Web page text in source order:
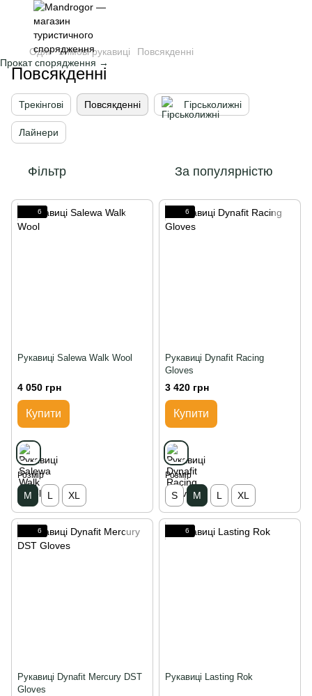
Прокат спорядження →
Одяг Зимові рукавиці Повсякденні
Повсякденні
Трекінгові Повсякденні Гірськолижні
Лайнери
Фільтр За популярністю
6
Рукавиці Salewa Walk Wool
4 050 грн
Купити
Розмір
M L XL
6
Рукавиці Dynafit Racing
Gloves
3 420 грн
Купити
Розмір
S M L XL
6
Рукавиці Dynafit Mercury DST
Gloves
6
Рукавиці Lasting Rok